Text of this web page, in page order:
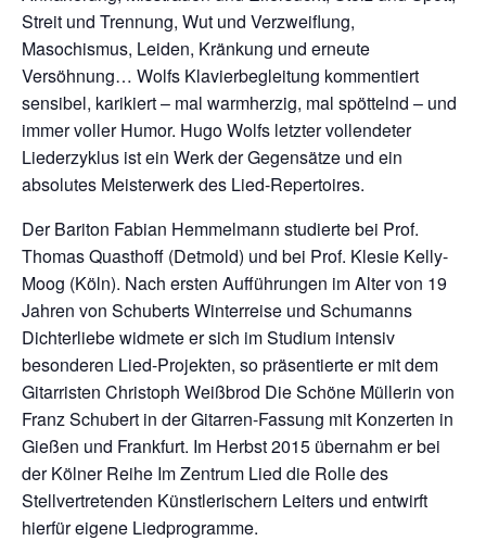
Streit und Trennung, Wut und Verzweiflung,
Masochismus, Leiden, Kränkung und erneute
Versöhnung… Wolfs Klavierbegleitung kommentiert
sensibel, karikiert – mal warmherzig, mal spöttelnd – und
immer voller Humor. Hugo Wolfs letzter vollendeter
Liederzyklus ist ein Werk der Gegensätze und ein
absolutes Meisterwerk des Lied-Repertoires.
Der Bariton Fabian Hemmelmann studierte bei Prof.
Thomas Quasthoff (Detmold) und bei Prof. Klesie Kelly-
Moog (Köln). Nach ersten Aufführungen im Alter von 19
Jahren von Schuberts Winterreise und Schumanns
Dichterliebe widmete er sich im Studium intensiv
besonderen Lied-Projekten, so präsentierte er mit dem
Gitarristen Christoph Weißbrod Die Schöne Müllerin von
Franz Schubert in der Gitarren-Fassung mit Konzerten in
Gießen und Frankfurt. Im Herbst 2015 übernahm er bei
der Kölner Reihe Im Zentrum Lied die Rolle des
Stellvertretenden Künstlerischern Leiters und entwirft
hierfür eigene Liedprogramme.